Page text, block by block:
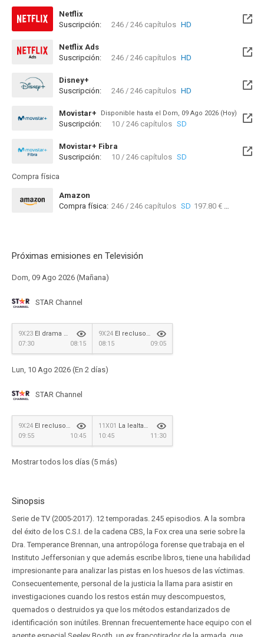
Netflix
Suscripción:
246 / 246 capítulos HD
Netflix Ads
Suscripción:
246 / 246 capítulos HD
Disney+
Suscripción:
246 / 246 capítulos HD
Movistar+ Disponible hasta el Dom, 09 Ago 2026 (Hoy)
Suscripción: 10 / 246 capítulos SD
Movistar+ Fibra
Disponible hasta el Sab, 08 Ago 2026 (Hoy)
Suscripción: 10 / 246 capítulos SD
Compra física
Amazon
Compra física: 246 / 246 capítulos SD 197.80 €
Próximas emisiones en Televisión
Dom, 09 Ago 2026 (Mañana)
STAR Channel
9X23 El drama en la drag queen
07:30
08:15
9X24 El recluso en el hospital
08:15
09:05
Lun, 10 Ago 2026 (En 2 días)
STAR Channel
9X24 El recluso en el hospital
09:55
10:45
11X01 La lealtad en la mentira
10:45
11:30
Mostrar todos los días (5 más)
Sinopsis
Serie de TV (2005-2017). 12 temporadas. 245 episodios. A la sombra
del éxito de los C.S.I. de la cadena CBS, la Fox crea una serie sobre la
Dra. Temperance Brennan, una antropóloga forense que trabaja en el
Instituto Jeffersonian y que además escribe libros, tiene una habilidad
impresionante para analizar las pistas en los huesos de las víctimas.
Consecuentemente, personal de la justicia la llama para asistir en
investigaciones cuando los restos están muy descompuestos,
quemados o destruidos ya que los métodos estandarizados de
identificación son inútiles. Brennan frecuentemente hace equipo con el